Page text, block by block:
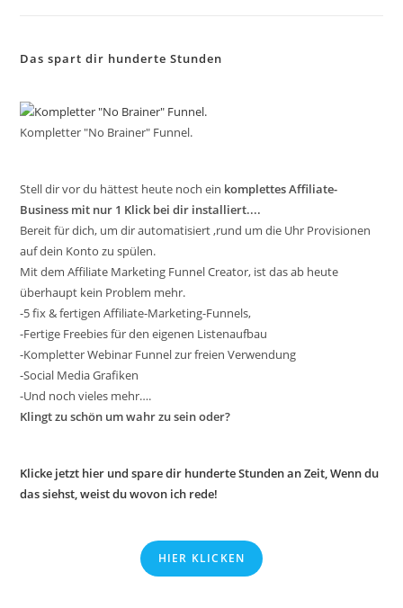
Das spart dir hunderte Stunden
Kompletter "No Brainer" Funnel.
Stell dir vor du hättest heute noch ein komplettes Affiliate-
Business mit nur 1 Klick bei dir installiert....
Bereit für dich, um dir automatisiert ,rund um die Uhr Provisionen
auf dein Konto zu spülen.
Mit dem Affiliate Marketing Funnel Creator, ist das ab heute
überhaupt kein Problem mehr.
-5 fix & fertigen Affiliate-Marketing-Funnels,
-Fertige Freebies für den eigenen Listenaufbau
-Kompletter Webinar Funnel zur freien Verwendung
-Social Media Grafiken
-Und noch vieles mehr….
Klingt zu schön um wahr zu sein oder?
Klicke jetzt hier und spare dir hunderte Stunden an Zeit, Wenn du
das siehst, weist du wovon ich rede!
HIER KLICKEN